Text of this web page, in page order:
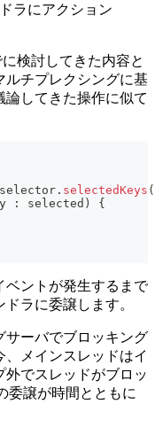
ラにアクション
検討してきた内容と
チプレクシングに基
してきた操作に似て
. selectedKeys (
: selected )
{
ベントが発生するまで
ラに委譲します。
サーバでブロッキング
メインスレッドはイ
でスレッドがブロッ
委譲が時間とともに